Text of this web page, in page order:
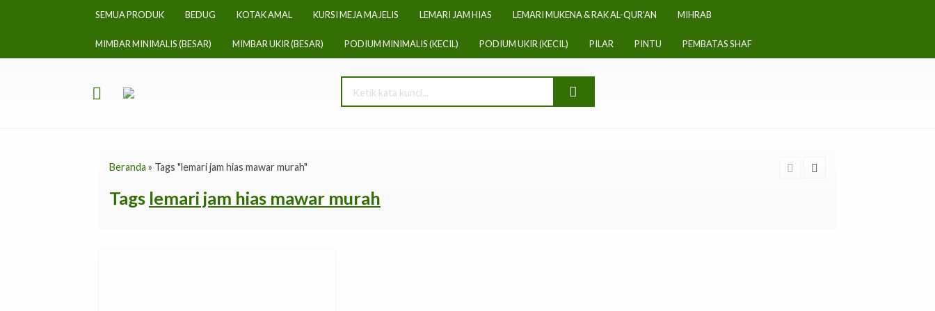
SEMUA PRODUK BEDUG KOTAK AMAL KURSI MEJA MAJELIS LEMARI JAM HIAS LEMARI MUKENA & RAK AL-QUR’AN MIHRAB
MIMBAR MINIMALIS (BESAR) MIMBAR UKIR (BESAR) PODIUM MINIMALIS (KECIL) PODIUM UKIR (KECIL) PILAR PINTU PEMBATAS SHAF
Beranda » Tags "lemari jam hias mawar murah"
Tags lemari jam hias mawar murah